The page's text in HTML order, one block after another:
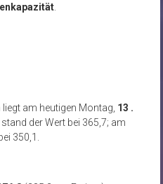
.
liegt am heutigen Montag, 13 .
der Wert bei 365,7; am
350,1.